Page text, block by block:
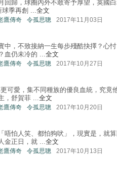
回歸，球圈內外不敢寄予厚望，英國
季再創 ... 全文
鷹傳奇 令孤思聰 2017年11月03日
中，不致接納一生每步殘酷抉擇？心
血仍未冷的 ... 全文
鷹傳奇 令孤思聰 2017年10月27日
可愛，集不同種族的優良血統，究竟
，舒賀菲 ... 全文
鷹傳奇 令孤思聰 2017年10月20日
唔怕人笑、都怕狗吠」，現實是，就
金正日，就 ... 全文
鷹傳奇 令孤思聰 2017年10月13日